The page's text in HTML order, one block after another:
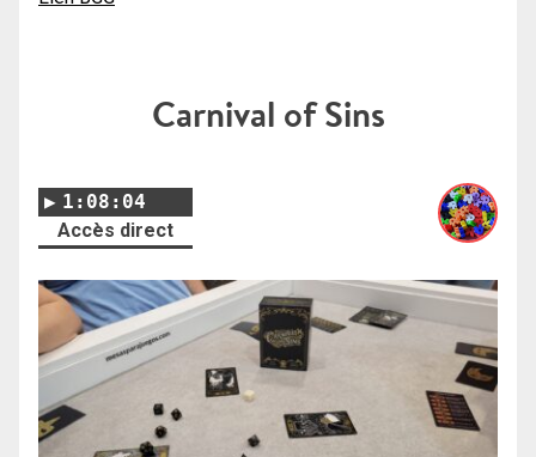
Carnival of Sins
1:08:04
Accès direct